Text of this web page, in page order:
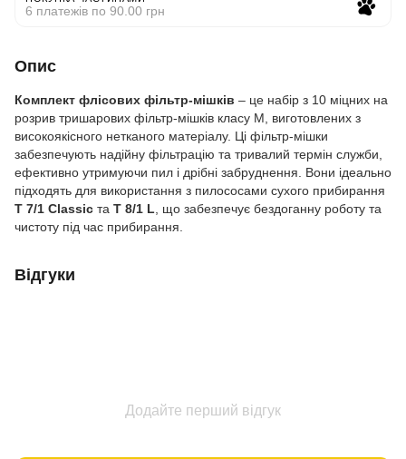
6 платежів по 90.00 грн
Опис
Комплект флісових фільтр-мішків – це набір з 10 міцних на
розрив тришарових фільтр-мішків класу M, виготовлених з
високоякісного нетканого матеріалу. Ці фільтр-мішки
забезпечують надійну фільтрацію та тривалий термін служби,
ефективно утримуючи пил і дрібні забруднення. Вони ідеально
підходять для використання з пилососами сухого прибирання
T 7/1 Classic та T 8/1 L , що забезпечує бездоганну роботу та
чистоту під час прибирання.
Відгуки
Додайте перший відгук